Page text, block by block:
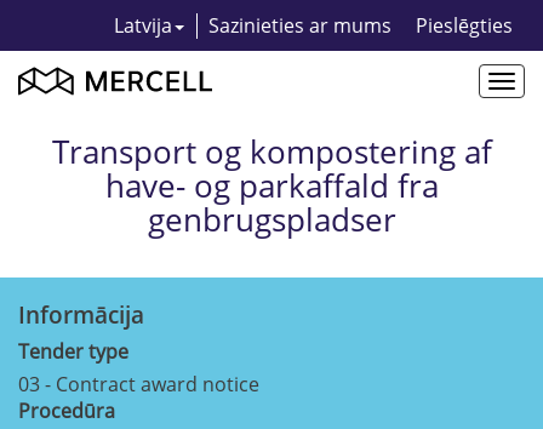
Latvija Sazinieties ar mums Pieslēgties
Transport og kompostering af
have- og parkaffald fra
genbrugspladser
Informācija
Tender type
03 - Contract award notice
Procedūra